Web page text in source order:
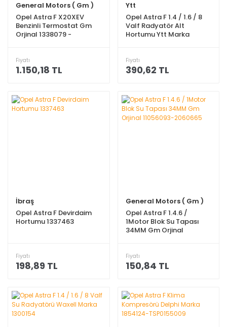
General Motors ( Gm )
Opel Astra F X20XEV
Benzinli Termostat Gm
Orjinal 1338079 -
Fiyatı
1.150,18 TL
Ytt
Opel Astra F 1.4 / 1.6 / 8
Valf Radyatör Alt
Hortumu Ytt Marka
Fiyatı
390,62 TL
İbraş
Opel Astra F Devirdaim
Hortumu 1337463
Fiyatı
198,89 TL
General Motors ( Gm )
Opel Astra F 1.4.6 /
1Motor Blok Su Tapası
34MM Gm Orjinal
Fiyatı
150,84 TL